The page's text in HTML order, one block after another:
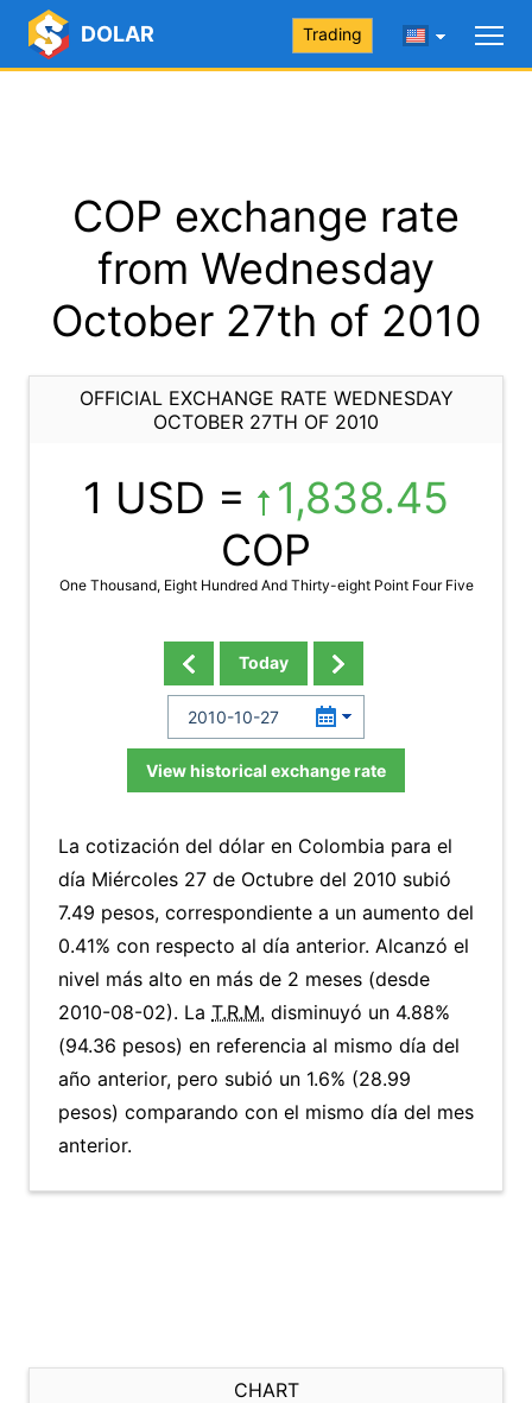
DOLAR Trading
COP exchange rate
from Wednesday
October 27th of 2010
OFFICIAL EXCHANGE RATE WEDNESDAY
OCTOBER 27TH OF 2010
1 USD =
1,838.45
COP
One Thousand, Eight Hundred And Thirty-eight Point Four Five
Today
View historical exchange rate
La cotización del dólar en Colombia para el
día Miércoles 27 de Octubre del 2010 subió
7.49 pesos, correspondiente a un aumento del
0.41% con respecto al día anterior. Alcanzó el
nivel más alto en más de 2 meses (desde
2010-08-02). La T.R.M. disminuyó un 4.88%
(94.36 pesos) en referencia al mismo día del
año anterior, pero subió un 1.6% (28.99
pesos) comparando con el mismo día del mes
anterior.
CHART